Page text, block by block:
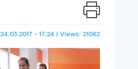
24.03.2017 - 17:24 | Views: 21062